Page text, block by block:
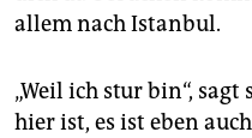
allem nach Istanbul.
„Weil ich stur bin“, sagt
hier ist, es ist eben